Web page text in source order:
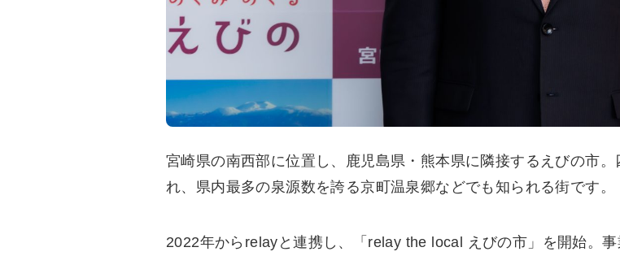
宮崎県の南西部に位置し、鹿児島県・熊本県に隣接するえびの市
れ、県内最多の泉源数を誇る京町温泉郷などでも知られる街です。
2022年からrelayと連携し、「relay the local えびの市」を開始。